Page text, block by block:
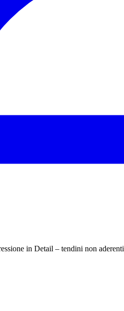
in Detail – tendini non aderenti